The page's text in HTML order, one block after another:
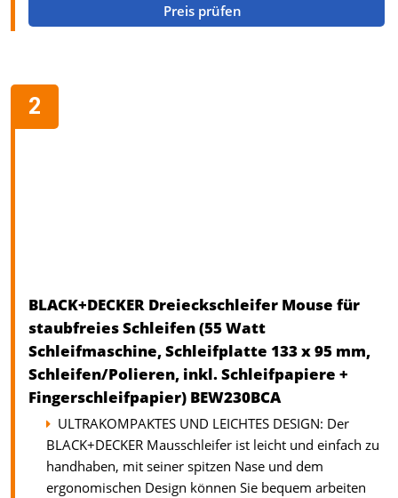
Preis prüfen
BLACK+DECKER Dreieckschleifer Mouse für
staubfreies Schleifen (55 Watt
Schleifmaschine, Schleifplatte 133 x 95 mm,
Schleifen/Polieren, inkl. Schleifpapiere +
Fingerschleifpapier) BEW230BCA
ULTRAKOMPAKTES UND LEICHTES DESIGN: Der
BLACK+DECKER Mausschleifer ist leicht und einfach zu
handhaben, mit seiner spitzen Nase und dem
ergonomischen Design können Sie bequem arbeiten